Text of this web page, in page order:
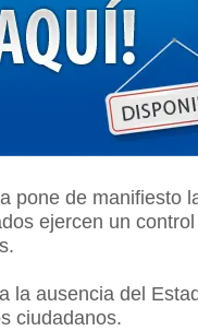
pone de manifiesto
ejercen un
la ausencia del
ciudadanos.